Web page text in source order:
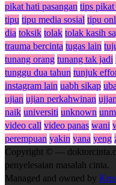
pikat hati pasangan tips
tipu tipu media sosial tipu
dia toksik tolak tolak kasih
trauma bercinta tugas lain
tunang orang tunang tak jadi
tunggu dua tahun tunjuk
instagram lain uabh sikap
ujian ujian perkahwinan
naik universiti unknown
video call video panas wani
perempuan yakin yana yeng
Copyright © —
penyelesaian masalah cinta.
Managed and owned by